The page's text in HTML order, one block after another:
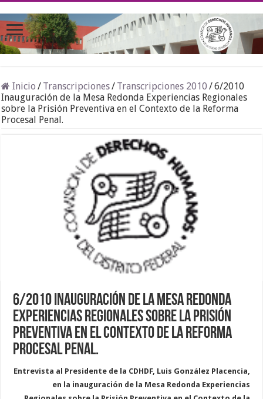
Inicio / Transcripciones/ Transcripciones 2010 /6/2010
Inauguración de la Mesa Redonda Experiencias Regionales
sobre la Prisión Preventiva en el Contexto de la Reforma
Procesal Penal.
6/2010 Inauguración de la Mesa Redonda
Experiencias Regionales sobre la Prisión
Preventiva en el Contexto de la Reforma
Procesal Penal.
Entrevista al Presidente de la CDHDF, Luis González Placencia,
en la inauguración de la Mesa Redonda Experiencias